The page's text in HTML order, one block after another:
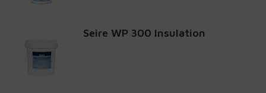
Seire WP 300 Insulation